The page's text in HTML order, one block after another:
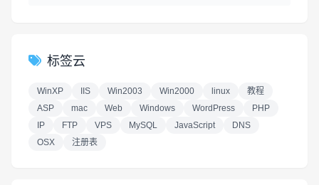
标签云
WinXP IIS Win2003 Win2000 linux
教程
ASP
mac Web Windows WordPress
PHP
IP
FTP VPS MySQL JavaScript
DNS
OSX
注册表